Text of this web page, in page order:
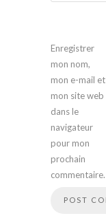
Enregistrer
mon nom,
mon e-mail et
mon site web
dans le
navigateur
pour mon
prochain
commentaire.